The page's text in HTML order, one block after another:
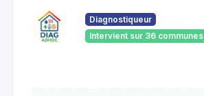
Diagnostiqueur
Intervient sur 36 communes